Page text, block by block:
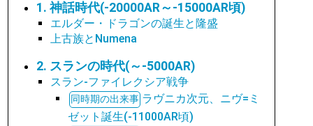
1. 神話時代(-20000AR～-15000AR頃)
エルダー・ドラゴンの誕生と隆盛
上古族とNumena
2. スランの時代(～-5000AR)
スラン-ファイレクシア戦争
ラヴニカ次元、ニヴ=ミ
ゼット誕生(-11000AR頃)